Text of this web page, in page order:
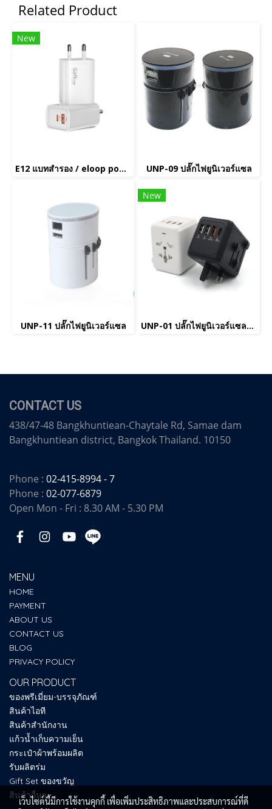
Related Product
New
E12 แบทสำรอง / eloop power bank(copy)(copy)(copy)(copy)(copy)(copy)(copy)(copy)(copy)(copy)(copy)(copy)(copy)(copy)(copy)(copy)(copy)(copy)(copy)(copy)(copy)(copy)(copy)(copy)(copy) UNP-09 ปลั๊กไฟยูนิเวอร์แซล
UNP-11 ปลั๊กไฟยูนิเวอร์แซล
New
UNP-01 ปลั๊กไฟยูนิเวอร์แซล(copy)(copy)
CONTACT US
438/47-48 Bangkhuntiean-Chaytale Rd, Samae dam
Bangkhuntiean district, Bangkok Thailand. 10150
Phone : 02-415-8994 - 7
Phone : 02-077-6879
Open Mon - Fri : 8.30 AM - 5.30 PM
MENU
HOME
PAYMENT
ABOUT US
CONTACT US
BLOG
PRIVACY POLICY
OUR PRODUCT
ของพรีเมี่ยม-บรรจุภัณฑ์
สินค้าไอที
สินค้าสำนักงาน
แก้วน้ำเก็บความเย็น
กระเป๋าผ้าพร้อมผลิต
รับผลิตร่ม
Gift Set ของขวัญ
สินค้าอื่นๆ
เว็บไซต์นี้มีการใช้งานคุกกี้ เพื่อเพิ่มประสิทธิภาพและประสบการณ์ที่ดี